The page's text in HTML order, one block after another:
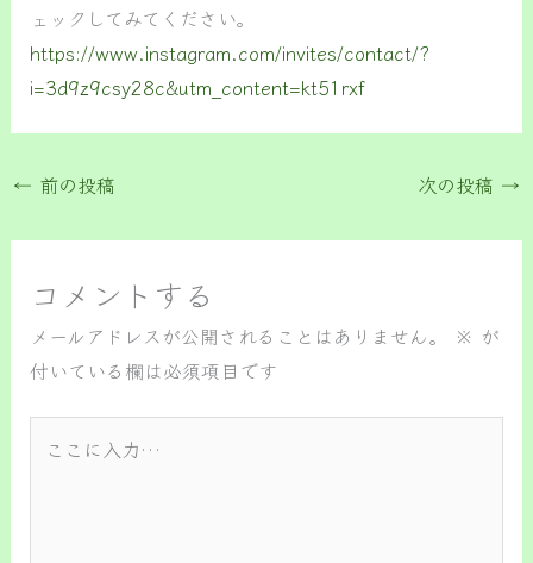
ェックしてみてください。
https://www.instagram.com/invites/contact/?
i=3d9z9csy28c&utm_content=kt51rxf
← 前の投稿 次の投稿 →
コメントする
メールアドレスが公開されることはありません。 ※ が
付いている欄は必須項目です